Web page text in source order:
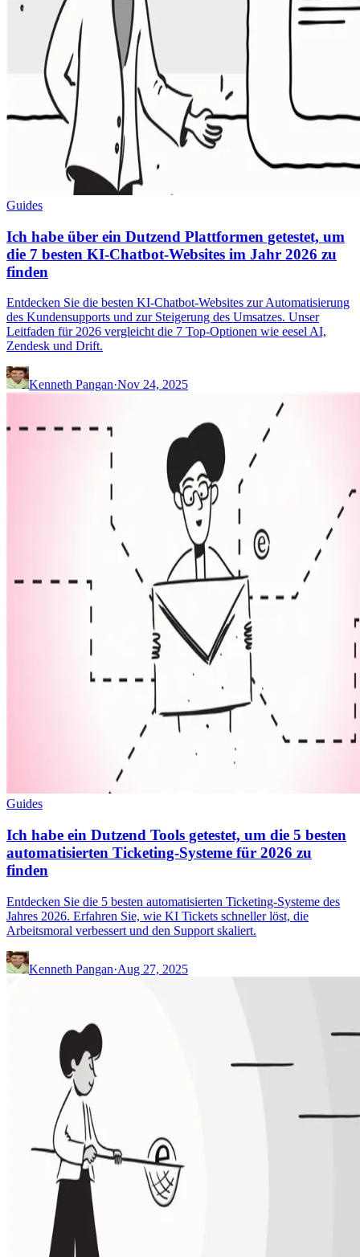
Guides
Ich habe über ein Dutzend Plattformen getestet, um
die 7 besten KI-Chatbot-Websites im Jahr 2026 zu
finden
Entdecken Sie die besten KI-Chatbot-Websites zur Automatisierung
des Kundensupports und zur Steigerung des Umsatzes. Unser
Leitfaden für 2026 vergleicht die 7 Top-Optionen wie eesel AI,
Zendesk und Drift.
Kenneth Pangan·Nov 24, 2025
Guides
Ich habe ein Dutzend Tools getestet, um die 5 besten
automatisierten Ticketing-Systeme für 2026 zu
finden
Entdecken Sie die 5 besten automatisierten Ticketing-Systeme des
Jahres 2026. Erfahren Sie, wie KI Tickets schneller löst, die
Arbeitsmoral verbessert und den Support skaliert.
Kenneth Pangan·Aug 27, 2025